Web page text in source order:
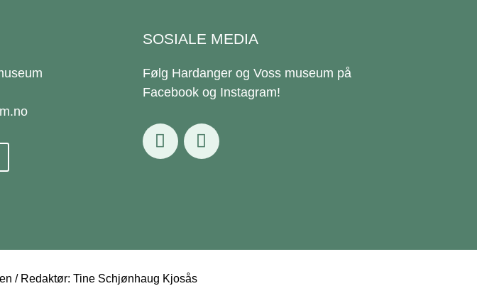
SOSIALE MEDIA
Følg Hardanger og Voss museum på
Facebook og Instagram!
/ Redaktør: Tine Schjønhaug Kjosås